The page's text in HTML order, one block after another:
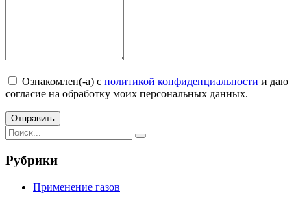
Ознакомлен(-а) с политикой конфиденциальности и даю
согласие на обработку моих персональных данных.
Отправить
Рубрики
Применение газов